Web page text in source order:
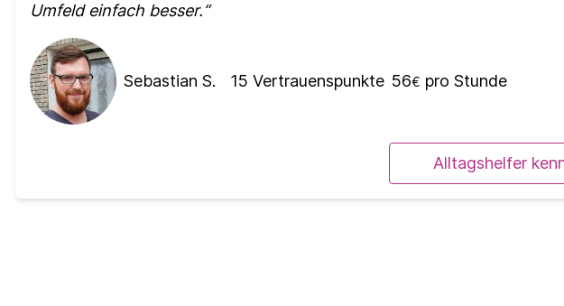
Umfeld einfach besser.
Sebastian S. 15 Vertrauenspunkte 56€ pro Stunde
Alltagshelfer